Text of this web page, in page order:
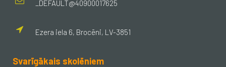
_DEFAULT@40900017625
Ezera iela 6, Brocēni, LV-3851
Svarīgākais skolēniem